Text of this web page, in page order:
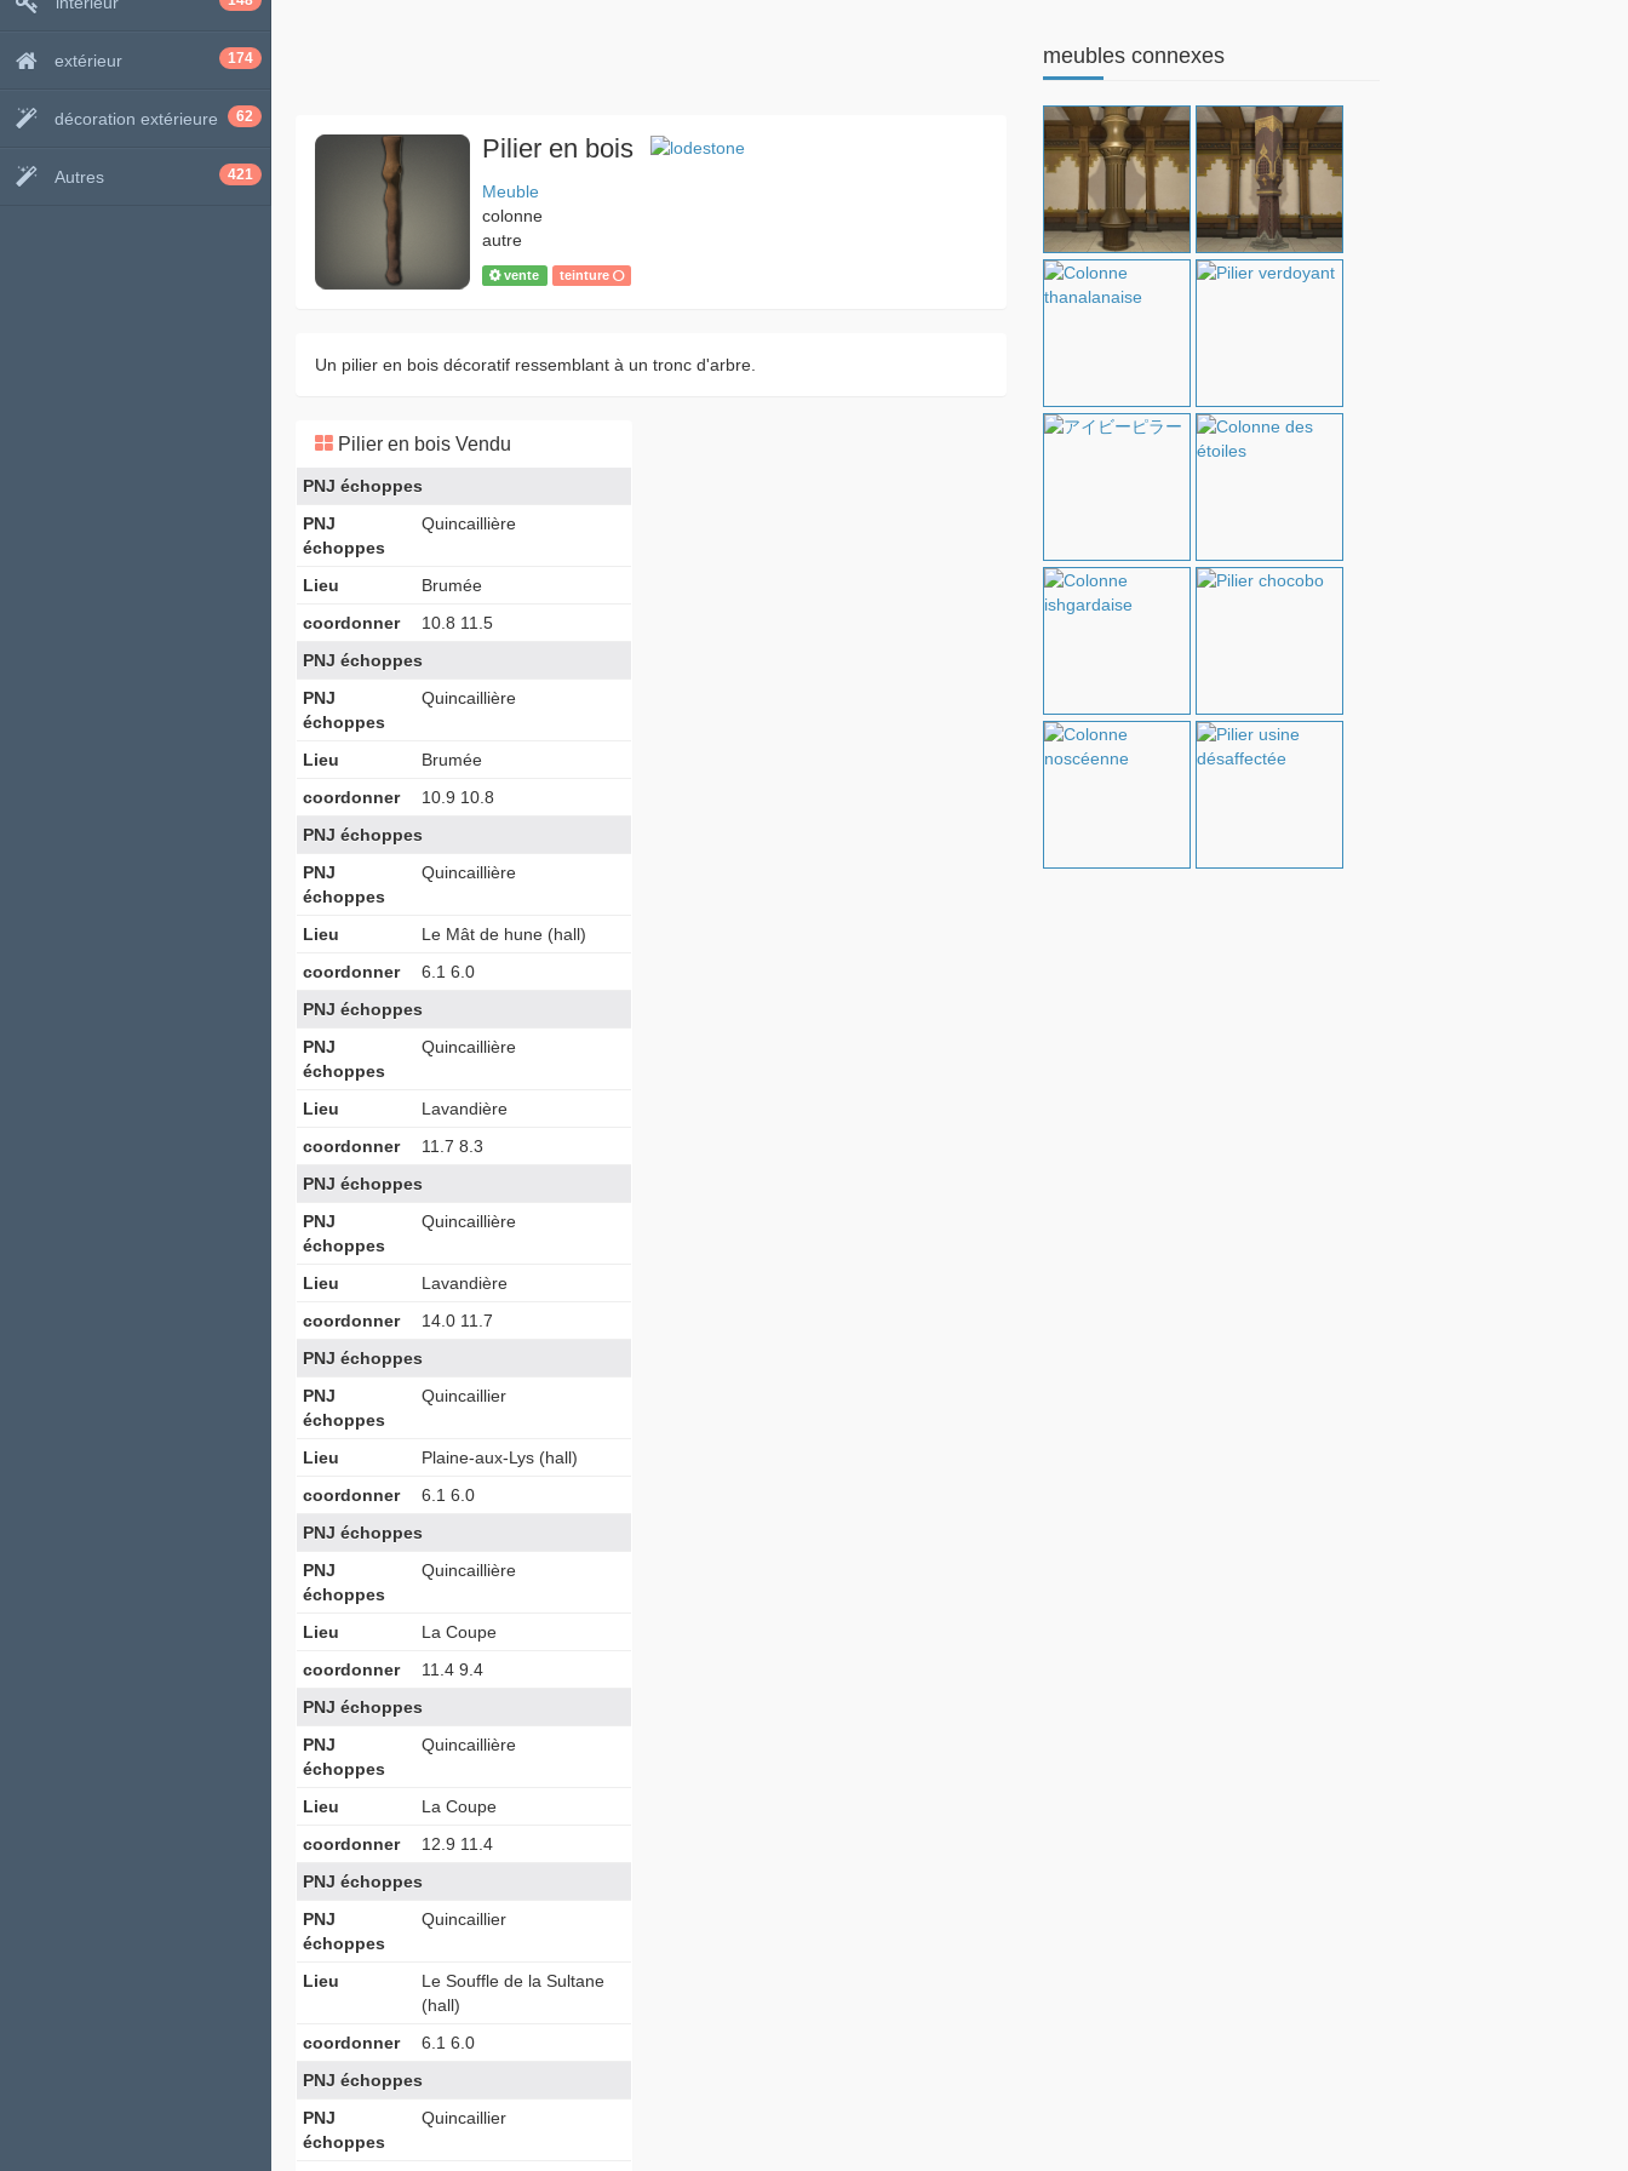
Pilier en bois
Meuble
colonne
autre
vente teinture
Un pilier en bois décoratif ressemblant à un tronc d'arbre.
Pilier en bois Vendu
PNJ échoppes
PNJ
échoppes
Quincaillière
Lieu
Brumée
coordonner
10.8 11.5
PNJ échoppes
PNJ
échoppes
Quincaillière
Lieu
Brumée
coordonner
10.9 10.8
PNJ échoppes
PNJ
échoppes
Quincaillière
Lieu
Le Mât de hune (hall)
coordonner
6.1 6.0
PNJ échoppes
PNJ
échoppes
Quincaillière
Lieu
Lavandière
coordonner
11.7 8.3
PNJ échoppes
PNJ
échoppes
Quincaillière
Lieu
Lavandière
coordonner
14.0 11.7
PNJ échoppes
PNJ
échoppes
Quincaillier
Lieu
Plaine-aux-Lys (hall)
coordonner
6.1 6.0
PNJ échoppes
PNJ
échoppes
Quincaillière
Lieu
La Coupe
coordonner
11.4 9.4
PNJ échoppes
PNJ
échoppes
Quincaillière
Lieu
La Coupe
coordonner
12.9 11.4
PNJ échoppes
PNJ
échoppes
Quincaillier
Lieu
Le Souffle de la Sultane
(hall)
coordonner
6.1 6.0
PNJ échoppes
PNJ
échoppes
Quincaillier
meubles connexes
extérieur 174
décoration extérieure 62
Autres 421